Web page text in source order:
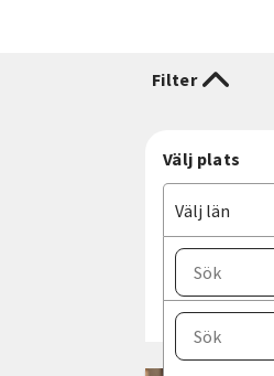
Filter
Välj plats
Välj län
Välj län
Välj ort